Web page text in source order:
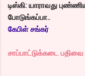
டிஸ்கி: யாராவது
போடுங்கப்பா..
கேபிள் சங்கர்
சாப்பாட்டுக்கடை பதிவை